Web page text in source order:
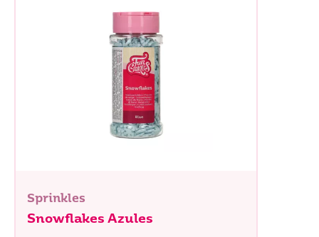
Sprinkles
Snowflakes Azules